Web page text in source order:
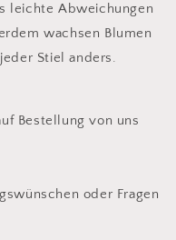
leichte Abweichungen
wachsen Blumen
Stiel anders.
Bestellung von uns
oder Fragen